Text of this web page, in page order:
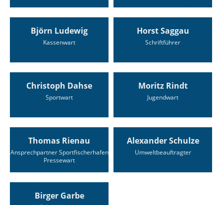
Björn Ludewig
Kassenwart
Horst Saggau
Schriftführer
Christoph Dahse
Sportwart
Moritz Rindt
Jugendwart
Thomas Rienau
Ansprechpartner Sportfischerhafen
Pressewart
Alexander Schulze
Umweltbeauftragter
Birger Garbe